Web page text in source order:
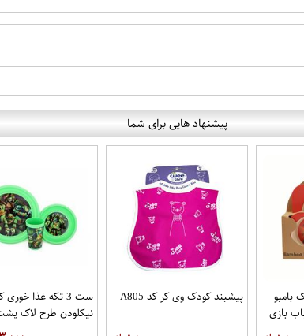
پیشنهاد هایی برای شما
بامبو
بازی
پیشبند کودک وی کر کد A805
ست 3 تکه غذا
نیکلودن طرح لاک